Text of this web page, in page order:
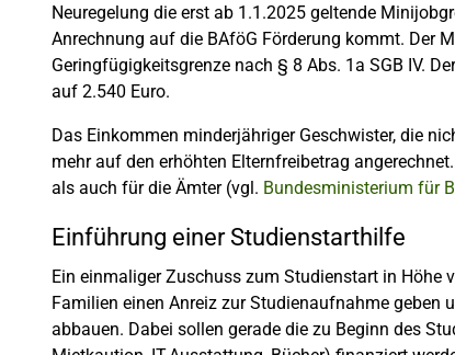
Neuregelung die erst ab 1.1.2025 geltende
Anrechnung auf die BAföG Förderung kommt. Der
Geringfügigkeitsgrenze nach § 8 Abs. 1a SGB IV.
auf 2.540 Euro.
Das Einkommen minderjähriger Geschwister, die
mehr auf den erhöhten Elternfreibetrag
als auch für die Ämter (vgl. Bundesministerium für
Einführung einer Studienstarthilfe
Ein einmaliger Zuschuss zum Studienstart in Höhe
Familien einen Anreiz zur Studienaufnahme geben
abbauen. Dabei sollen gerade die zu Beginn des